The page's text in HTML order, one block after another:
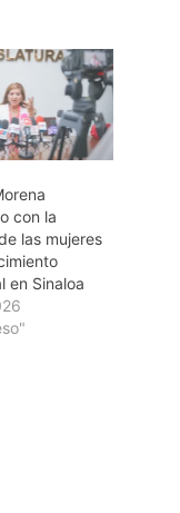
con la
las mujeres
en Sinaloa